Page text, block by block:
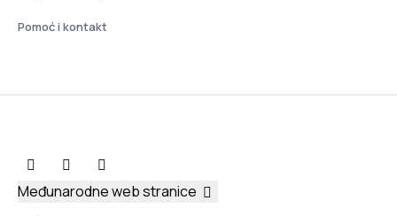
Pomoć i kontakt
Međunarodne web stranice